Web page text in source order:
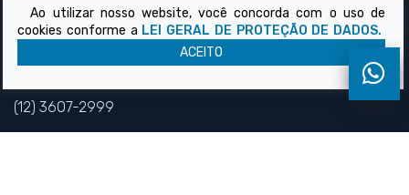
Rua 26 de Novembro, 79 - Centro - Tremembé/SP - CEP:
(12) 3607-2999
Ao utilizar nosso website, você concorda com o uso de
cookies conforme a LEI GERAL DE PROTEÇÃO DE DADOS.
ACEITO